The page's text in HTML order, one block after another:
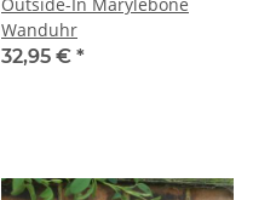
Wanduhr
32,95 € *